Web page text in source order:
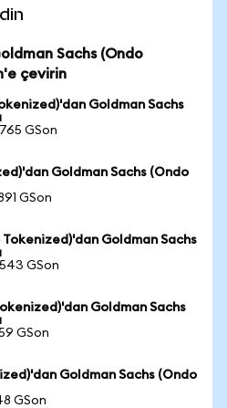
Sachs (Ondo
çevirin
Goldman Sachs
GSon
Goldman Sachs (Ondo
GSon
Goldman Sachs
GSon
Goldman Sachs
GSon
Goldman Sachs (Ondo
GSon